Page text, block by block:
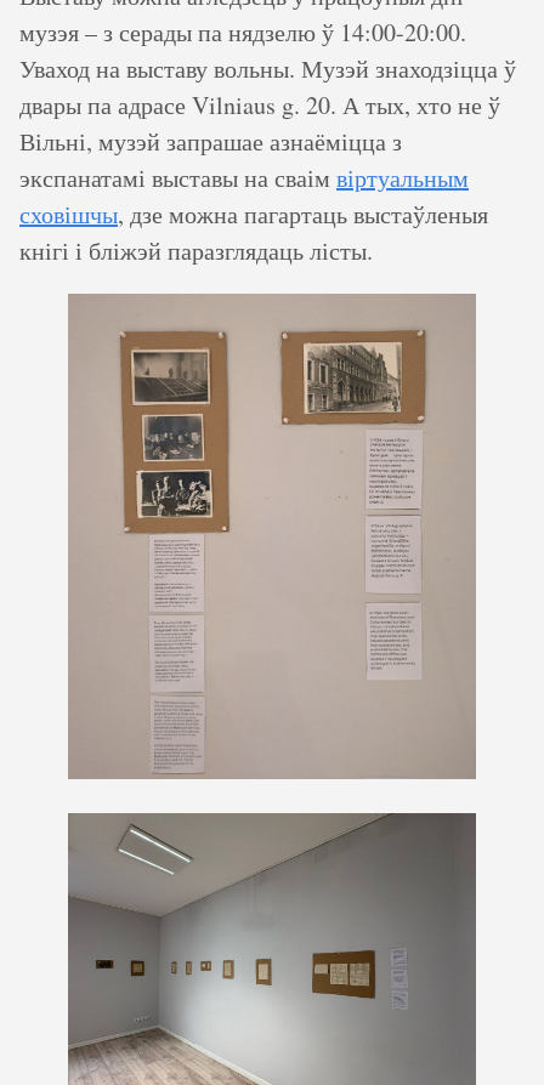
музэя – з серады па нядзелю ў 14:00-20:00.
Уваход на выставу вольны. Музэй знаходзіцца ў
двары па адрасе Vilniaus g. 20. А тых, хто не ў
Вільні, музэй запрашае азнаёміцца з
экспанатамі выставы на сваім віртуальным
сховішчы, дзе можна пагартаць выстаўленыя
кнігі і бліжэй паразглядаць лісты.